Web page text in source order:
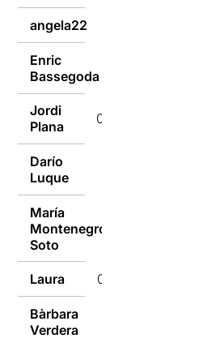
angela22
Enric
Bassegoda
Jordi
Plana
02/01/2017
Darío
Luque
María
Montenegro
Soto
Laura 01/01/2017
Bàrbara
Verdera